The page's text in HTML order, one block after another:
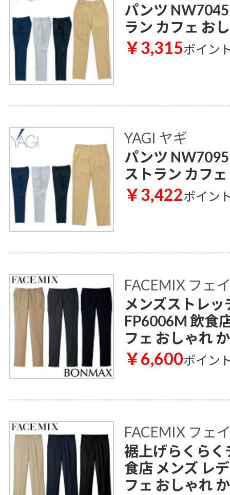
パンツ
ラン カフェ お
￥3,315ポイン
YAGI ヤギ
パンツ
ストラン カフ
￥3,422ポイン
FACEMIX フェ
メンズストレ
FP6006M 飲食
フェ おしゃれ
￥6,600ポイン
FACEMIX フェ
裾上げらくらく
食店 メンズ レ
フェ おしゃれ